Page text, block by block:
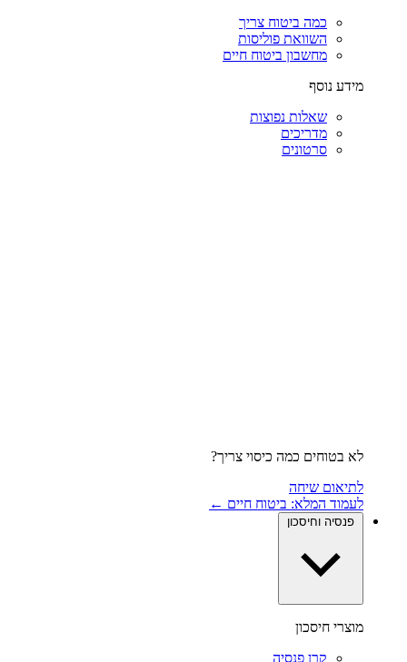
כמה ביטוח צריך
השוואת פוליסות
מחשבון ביטוח חיים
מידע נוסף
שאלות נפוצות
מדריכים
סרטונים
לא בטוחים כמה כיסוי צריך?
לתיאום שיחה
לעמוד המלא: ביטוח חיים ←
פנסיה וחיסכון
מוצרי חיסכון
קרן פנסיה